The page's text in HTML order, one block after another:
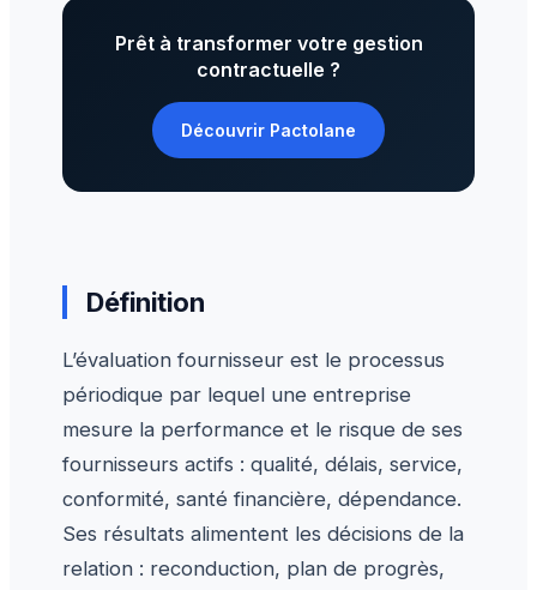
Définition
L’évaluation fournisseur est le processus
périodique par lequel une entreprise
mesure la performance et le risque de ses
fournisseurs actifs : qualité, délais, service,
conformité, santé financière, dépendance.
Ses résultats alimentent les décisions de la
relation : reconduction, plan de progrès,
Prêt à transformer votre gestion
contractuelle ?
Découvrir Pactolane